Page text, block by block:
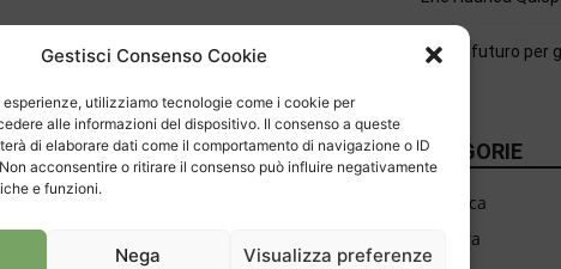
Gestisci Consenso Cookie
esperienze, utilizziamo tecnologie come i cookie per
alle informazioni del dispositivo. Il consenso a queste
di elaborare dati come il comportamento di navigazione o ID
acconsentire o ritirare il consenso può influire negativamente
e funzioni.
Nega Visualizza preferenze
C’è un futuro per
CATEGORIE
Cronaca
Cultura